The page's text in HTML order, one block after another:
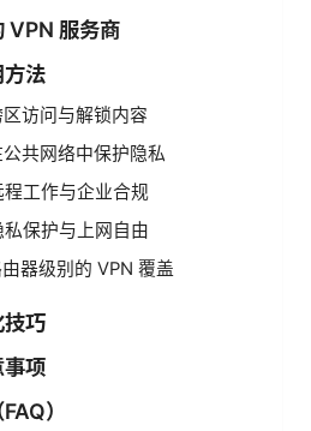
VPN 服务商
方法
访问与解锁内容
共网络中保护隐私
工作与企业合规
保护与上网自由
器级别的 VPN 覆盖
技巧
事项
）